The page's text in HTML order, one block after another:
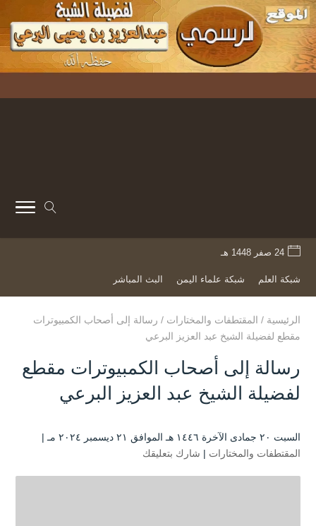
24 صفر 1448 هـ
شبكة العلم شبكة علماء اليمن البث المباشر
الرئيسية / المقتطفات والمختارات / رسالة إلى أصحاب الكمبيوترات
مقطع لفضيلة الشيخ عبد العزيز البرعي
رسالة إلى أصحاب الكمبيوترات مقطع
لفضيلة الشيخ عبد العزيز البرعي
السبت ۲۰ جمادى الآخرة ۱٤٤٦ هـ الموافق ۲۱ ديسمبر ۲۰۲٤ مـ |
المقتطفات والمختارات | شارك بتعليقك